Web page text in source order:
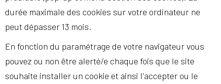
durée maximale des cookies sur votre ordinateur ne
peut dépasser 13 mois.
En fonction du paramétrage de votre navigateur vous
pouvez ou non être alerté/e chaque fois que le site
souhaite installer un cookie et ainsi l'accepter ou le